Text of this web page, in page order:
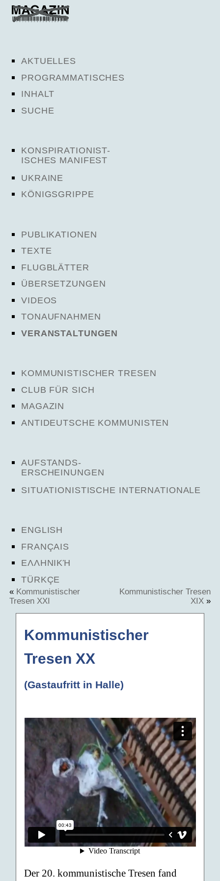
AKTUELLES
PROGRAMMATISCHES
INHALT
SUCHE
KONSPIRATIONIST-
ISCHES MANIFEST
UKRAINE
KÖNIGSGRIPPE
PUBLIKATIONEN
TEXTE
FLUGBLÄTTER
ÜBERSETZUNGEN
VIDEOS
TONAUFNAHMEN
VERANSTALTUNGEN
KOMMUNISTISCHER TRESEN
CLUB FÜR SICH
MAGAZIN
ANTIDEUTSCHE KOMMUNISTEN
AUFSTANDS-
ERSCHEINUNGEN
SITUATIONISTISCHE INTERNATIONALE
ENGLISH
FRANÇAIS
ΕΛΛΗΝΙΚΉ
TÜRKÇE
« Kommunistischer
Tresen XXI
Kommunistischer Tresen
XIX »
Kommunistischer
Tresen XX
(Gastaufritt in Halle)
Der 20. kommunistische Tresen fand